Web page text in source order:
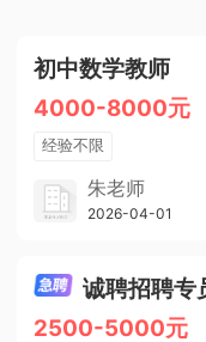
初中数学教师
4000-8000元
经验不限
学历不限
1人
朱老师
博学启智教育
2026-04-01
诚聘招聘专
2500-5000元